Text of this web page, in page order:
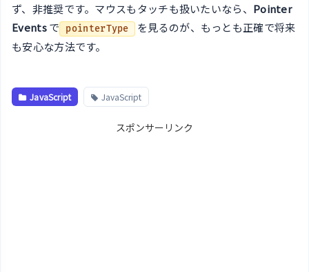
ず、非推奨です。マウスもタッチも扱いたいなら、 Pointer
Eventsで pointerType
を見るのが、もっとも正確で将来
も安心な方法です。
JavaScript JavaScript
スポンサーリンク